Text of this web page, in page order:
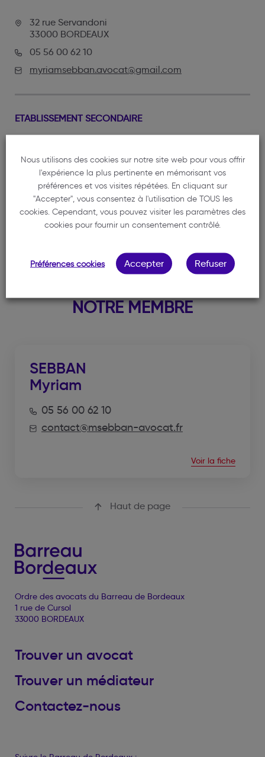
32 rue Servandoni
33000 BORDEAUX
05 56 00 62 10
myriamsebban.avocat@gmail.com
ETABLISSEMENT SECONDAIRE
05 56 00 62 10
myriamsebban.avocat@gmail.com
NOTRE MEMBRE
SEBBAN
Myriam
05 56 00 62 10
contact@msebban-avocat.fr
Voir la fiche
Haut de page
Ordre des avocats du Barreau de Bordeaux
1 rue de Cursol
33000 BORDEAUX
Trouver un avocat
Trouver un médiateur
Contactez-nous
Nous utilisons des cookies sur notre site web pour vous offrir
l'expérience la plus pertinente en mémorisant vos
préférences et vos visites répétées. En cliquant sur
"Accepter", vous consentez à l'utilisation de TOUS les
cookies. Cependant, vous pouvez visiter les paramètres des
cookies pour fournir un consentement contrôlé.
Préférences cookies Accepter Refuser